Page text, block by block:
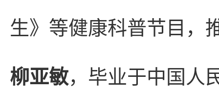
生》等健康科普节目，
柳亚敏，毕业于中国人